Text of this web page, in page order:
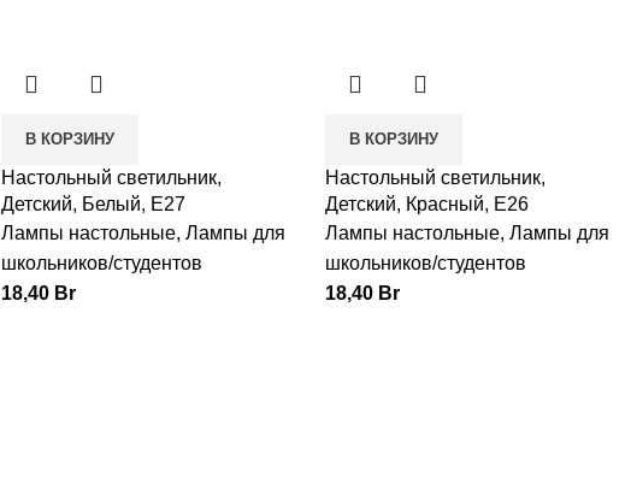
В КОРЗИНУ
Настольный светильник,
Детский, Белый, E27
Лампы настольные,Лампы для
школьников/студентов
18,40 Br
В КОРЗИНУ
Настольный светильник,
Детский, Красный, E26
Лампы настольные,Лампы для
школьников/студентов
18,40 Br